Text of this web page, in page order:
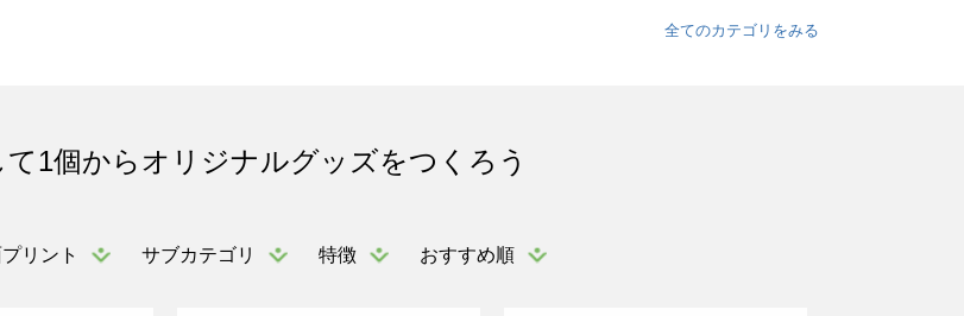
全てのカテゴリをみる
1個からオリジナルグッズをつくろう
リント サブカテゴリ 特徴 おすすめ順